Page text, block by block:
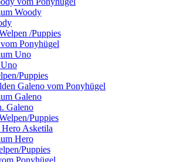
Woody
/Puppies
Ponyhügel
Uno
Puppies
Galeno vom Ponyhügel
Galeno
Galeno
Puppies
Asketila
Hero
Puppies
Ponyhügel